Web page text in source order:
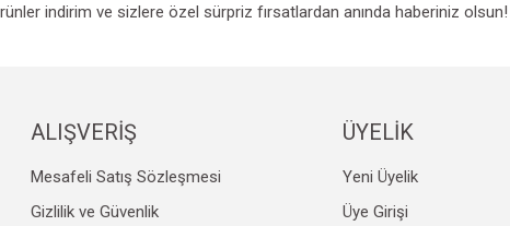
Gönder
indirim ve sizlere özel sürpriz fırsatlardan anında haberiniz olsun!
ALIŞVERİŞ
Mesafeli Satış Sözleşmesi
Gizlilik ve Güvenlik
ÜYELİK
Yeni Üyelik
Üye Girişi